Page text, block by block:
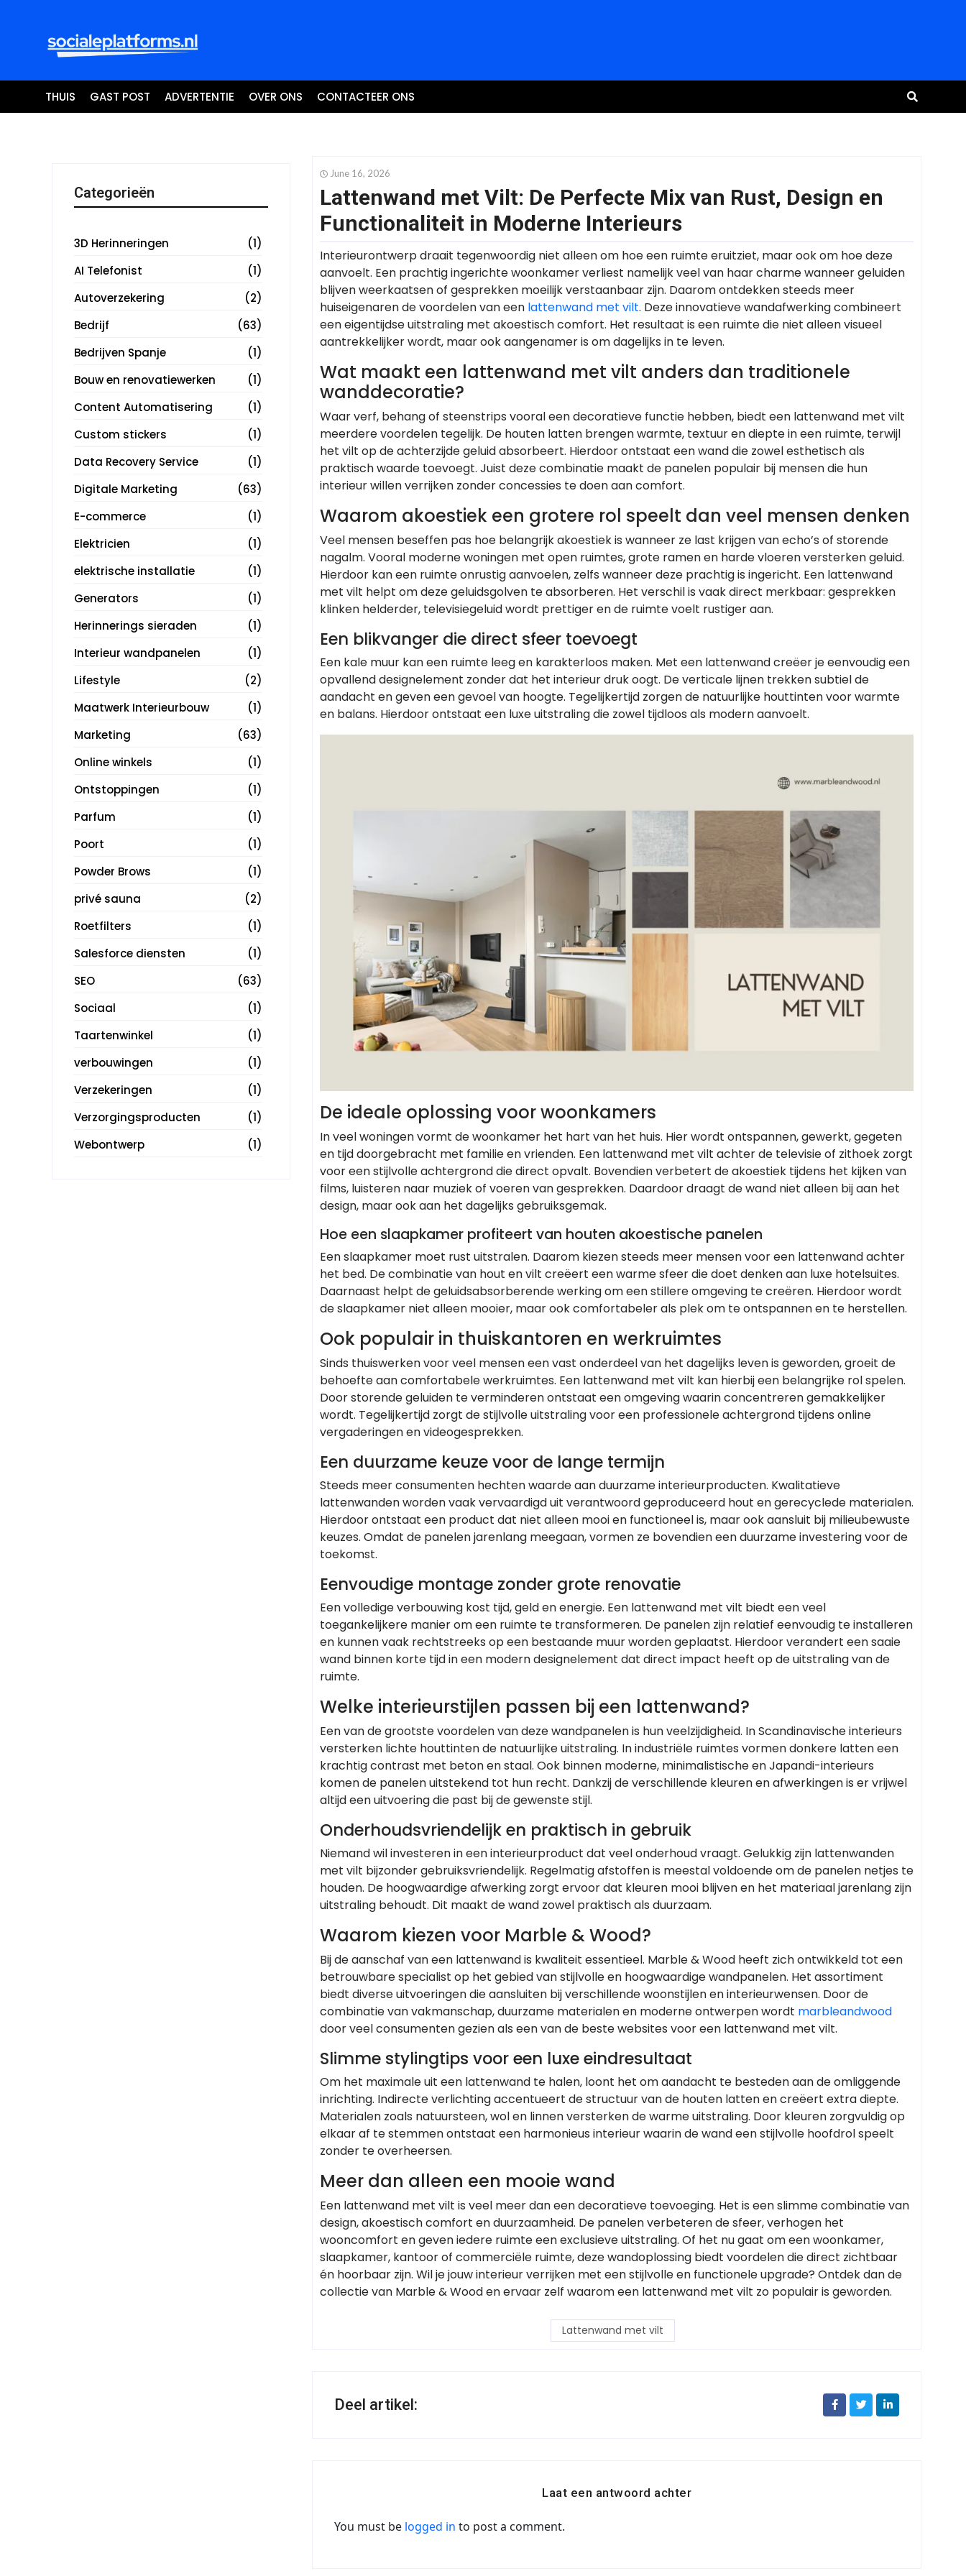
THUIS GAST POST ADVERTENTIE OVER ONS CONTACTEER ONS
Categorieën
3D Herinneringen
(1)
AI Telefonist
(1)
Autoverzekering
(2)
Bedrijf
(63)
Bedrijven Spanje
(1)
Bouw en renovatiewerken
(1)
Content Automatisering
(1)
Custom stickers
(1)
Data Recovery Service
(1)
Digitale Marketing
(63)
E-commerce
(1)
Elektricien
(1)
elektrische installatie
(1)
Generators
(1)
Herinnerings sieraden
(1)
Interieur wandpanelen
(1)
Lifestyle
(2)
Maatwerk Interieurbouw
(1)
Marketing
(63)
Online winkels
(1)
Ontstoppingen
(1)
Parfum
(1)
Poort
(1)
Powder Brows
(1)
privé sauna
(2)
Roetfilters
(1)
Salesforce diensten
(1)
SEO
(63)
Sociaal
(1)
Taartenwinkel
(1)
verbouwingen
(1)
Verzekeringen
(1)
Verzorgingsproducten
(1)
Webontwerp
(1)
June 16, 2026
Lattenwand met Vilt: De Perfecte Mix van Rust, Design en
Functionaliteit in Moderne Interieurs
Interieurontwerp draait tegenwoordig niet alleen om hoe een ruimte eruitziet, maar ook om hoe deze
aanvoelt. Een prachtig ingerichte woonkamer verliest namelijk veel van haar charme wanneer geluiden
blijven weerkaatsen of gesprekken moeilijk verstaanbaar zijn. Daarom ontdekken steeds meer
huiseigenaren de voordelen van een lattenwand met vilt. Deze innovatieve wandafwerking combineert
een eigentijdse uitstraling met akoestisch comfort. Het resultaat is een ruimte die niet alleen visueel
aantrekkelijker wordt, maar ook aangenamer is om dagelijks in te leven.
Wat maakt een lattenwand met vilt anders dan traditionele
wanddecoratie?
Waar verf, behang of steenstrips vooral een decoratieve functie hebben, biedt een lattenwand met vilt
meerdere voordelen tegelijk. De houten latten brengen warmte, textuur en diepte in een ruimte, terwijl
het vilt op de achterzijde geluid absorbeert. Hierdoor ontstaat een wand die zowel esthetisch als
praktisch waarde toevoegt. Juist deze combinatie maakt de panelen populair bij mensen die hun
interieur willen verrijken zonder concessies te doen aan comfort.
Waarom akoestiek een grotere rol speelt dan veel mensen denken
Veel mensen beseffen pas hoe belangrijk akoestiek is wanneer ze last krijgen van echo’s of storende
nagalm. Vooral moderne woningen met open ruimtes, grote ramen en harde vloeren versterken geluid.
Hierdoor kan een ruimte onrustig aanvoelen, zelfs wanneer deze prachtig is ingericht. Een lattenwand
met vilt helpt om deze geluidsgolven te absorberen. Het verschil is vaak direct merkbaar: gesprekken
klinken helderder, televisiegeluid wordt prettiger en de ruimte voelt rustiger aan.
Een blikvanger die direct sfeer toevoegt
Een kale muur kan een ruimte leeg en karakterloos maken. Met een lattenwand creëer je eenvoudig een
opvallend designelement zonder dat het interieur druk oogt. De verticale lijnen trekken subtiel de
aandacht en geven een gevoel van hoogte. Tegelijkertijd zorgen de natuurlijke houttinten voor warmte
en balans. Hierdoor ontstaat een luxe uitstraling die zowel tijdloos als modern aanvoelt.
De ideale oplossing voor woonkamers
In veel woningen vormt de woonkamer het hart van het huis. Hier wordt ontspannen, gewerkt, gegeten
en tijd doorgebracht met familie en vrienden. Een lattenwand met vilt achter de televisie of zithoek zorgt
voor een stijlvolle achtergrond die direct opvalt. Bovendien verbetert de akoestiek tijdens het kijken van
films, luisteren naar muziek of voeren van gesprekken. Daardoor draagt de wand niet alleen bij aan het
design, maar ook aan het dagelijks gebruiksgemak.
Hoe een slaapkamer profiteert van houten akoestische panelen
Een slaapkamer moet rust uitstralen. Daarom kiezen steeds meer mensen voor een lattenwand achter
het bed. De combinatie van hout en vilt creëert een warme sfeer die doet denken aan luxe hotelsuites.
Daarnaast helpt de geluidsabsorberende werking om een stillere omgeving te creëren. Hierdoor wordt
de slaapkamer niet alleen mooier, maar ook comfortabeler als plek om te ontspannen en te herstellen.
Ook populair in thuiskantoren en werkruimtes
Sinds thuiswerken voor veel mensen een vast onderdeel van het dagelijks leven is geworden, groeit de
behoefte aan comfortabele werkruimtes. Een lattenwand met vilt kan hierbij een belangrijke rol spelen.
Door storende geluiden te verminderen ontstaat een omgeving waarin concentreren gemakkelijker
wordt. Tegelijkertijd zorgt de stijlvolle uitstraling voor een professionele achtergrond tijdens online
vergaderingen en videogesprekken.
Een duurzame keuze voor de lange termijn
Steeds meer consumenten hechten waarde aan duurzame interieurproducten. Kwalitatieve
lattenwanden worden vaak vervaardigd uit verantwoord geproduceerd hout en gerecyclede materialen.
Hierdoor ontstaat een product dat niet alleen mooi en functioneel is, maar ook aansluit bij milieubewuste
keuzes. Omdat de panelen jarenlang meegaan, vormen ze bovendien een duurzame investering voor de
toekomst.
Eenvoudige montage zonder grote renovatie
Een volledige verbouwing kost tijd, geld en energie. Een lattenwand met vilt biedt een veel
toegankelijkere manier om een ruimte te transformeren. De panelen zijn relatief eenvoudig te installeren
en kunnen vaak rechtstreeks op een bestaande muur worden geplaatst. Hierdoor verandert een saaie
wand binnen korte tijd in een modern designelement dat direct impact heeft op de uitstraling van de
ruimte.
Welke interieurstijlen passen bij een lattenwand?
Een van de grootste voordelen van deze wandpanelen is hun veelzijdigheid. In Scandinavische interieurs
versterken lichte houttinten de natuurlijke uitstraling. In industriële ruimtes vormen donkere latten een
krachtig contrast met beton en staal. Ook binnen moderne, minimalistische en Japandi-interieurs
komen de panelen uitstekend tot hun recht. Dankzij de verschillende kleuren en afwerkingen is er vrijwel
altijd een uitvoering die past bij de gewenste stijl.
Onderhoudsvriendelijk en praktisch in gebruik
Niemand wil investeren in een interieurproduct dat veel onderhoud vraagt. Gelukkig zijn lattenwanden
met vilt bijzonder gebruiksvriendelijk. Regelmatig afstoffen is meestal voldoende om de panelen netjes te
houden. De hoogwaardige afwerking zorgt ervoor dat kleuren mooi blijven en het materiaal jarenlang zijn
uitstraling behoudt. Dit maakt de wand zowel praktisch als duurzaam.
Waarom kiezen voor Marble & Wood?
Bij de aanschaf van een lattenwand is kwaliteit essentieel. Marble & Wood heeft zich ontwikkeld tot een
betrouwbare specialist op het gebied van stijlvolle en hoogwaardige wandpanelen. Het assortiment
biedt diverse uitvoeringen die aansluiten bij verschillende woonstijlen en interieurwensen. Door de
combinatie van vakmanschap, duurzame materialen en moderne ontwerpen wordt marbleandwood
door veel consumenten gezien als een van de beste websites voor een lattenwand met vilt.
Slimme stylingtips voor een luxe eindresultaat
Om het maximale uit een lattenwand te halen, loont het om aandacht te besteden aan de omliggende
inrichting. Indirecte verlichting accentueert de structuur van de houten latten en creëert extra diepte.
Materialen zoals natuursteen, wol en linnen versterken de warme uitstraling. Door kleuren zorgvuldig op
elkaar af te stemmen ontstaat een harmonieus interieur waarin de wand een stijlvolle hoofdrol speelt
zonder te overheersen.
Meer dan alleen een mooie wand
Een lattenwand met vilt is veel meer dan een decoratieve toevoeging. Het is een slimme combinatie van
design, akoestisch comfort en duurzaamheid. De panelen verbeteren de sfeer, verhogen het
wooncomfort en geven iedere ruimte een exclusieve uitstraling. Of het nu gaat om een woonkamer,
slaapkamer, kantoor of commerciële ruimte, deze wandoplossing biedt voordelen die direct zichtbaar
én hoorbaar zijn. Wil je jouw interieur verrijken met een stijlvolle en functionele upgrade? Ontdek dan de
collectie van Marble & Wood en ervaar zelf waarom een lattenwand met vilt zo populair is geworden.
Lattenwand met vilt
Deel artikel:
Laat een antwoord achter
You must be logged in to post a comment.